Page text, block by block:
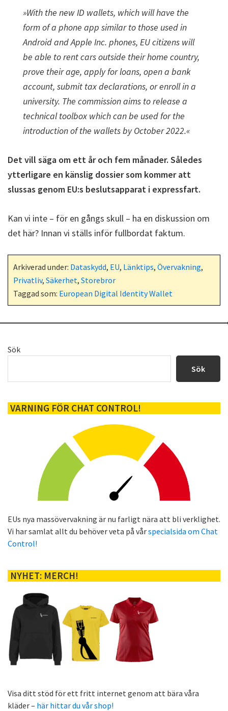
»With the new ID wallets, which will have the
form of a phone app similar to those used in
Android and Apple Inc. phones, EU citizens will
be able to rent cars outside their home country,
prove their age, apply for loans, open a bank
account, submit tax declarations, or enroll in a
university. The commission aims to release a
technical toolbox which can be used for the
introduction of the wallets by October 2022.«
Det vill säga om ett år och fem månader. Således
ytterligare en känslig dossier som kommer att
slussas genom EU:s beslutsapparat i expressfart.
Kan vi inte – för en gångs skull – ha en diskussion om
det här? Innan vi ställs inför fullbordat faktum.
Arkiverad under: Dataskydd, EU, Länktips, Övervakning,
Privatliv, Säkerhet, Storebror
Taggad som: European Digital Identity Wallet
Primärt
Sök
Sök
VARNING FÖR CHAT CONTROL!
EUs nya massövervakning är nu farligt nära att bli verklighet.
Vi har samlat allt du behöver veta på vårspecialsida om Chat
Control!
NYHET: MERCH!
Visa ditt stöd för ett fritt internet genom att bära våra
kläder – här hittar du vår shop!